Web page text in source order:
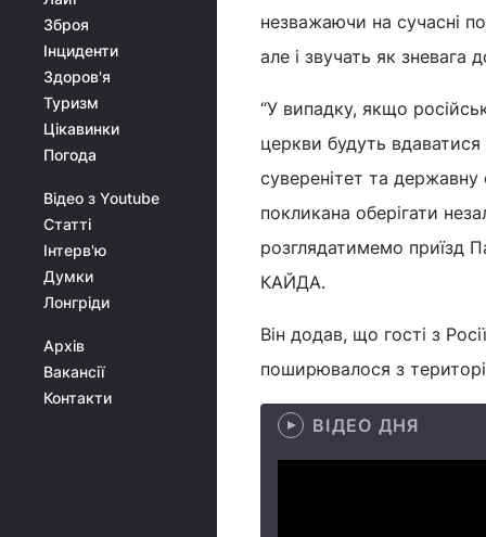
Зброя
Інциденти
Здоров'я
Туризм
Цікавинки
Погода
Відео з Youtube
Статті
Інтерв'ю
Думки
Лонгріди
Архів
Вакансії
Контакти
незважаючи на сучасні
але і звучать як зневага
“У випадку, якщо
церкви будуть
суверенітет та державну
покликана оберігати
розглядатимемо приїзд
КАЙДА.
Він додав, що гості з
поширювалося з
ВІДЕО ДНЯ